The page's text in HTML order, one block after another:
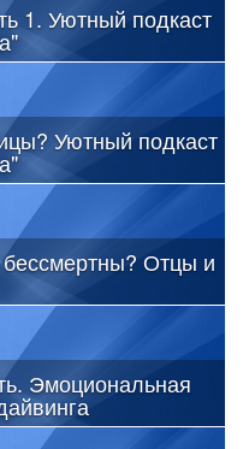
1. Уютный подкаст
Уютный подкаст
Отцы и
Эмоциональная